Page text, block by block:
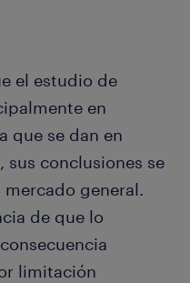
el estudio de
en
que se dan en
sus conclusiones se
general.
de que lo
limitación